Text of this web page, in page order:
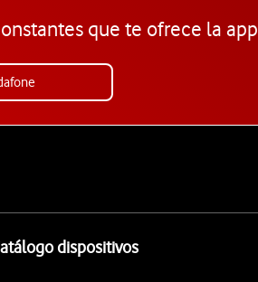
que te ofrece la app
dispositivos